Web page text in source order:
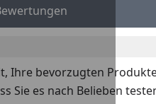
Ihre bevorzugten
Sie es nach Belieben